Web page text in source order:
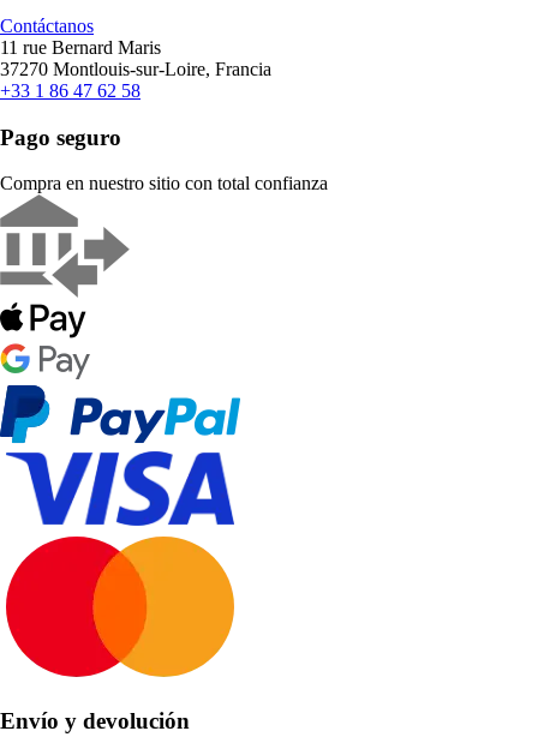
Contáctanos
11 rue Bernard Maris
37270 Montlouis-sur-Loire, Francia
+33 1 86 47 62 58
Pago seguro
Compra en nuestro sitio con total confianza
Envío y devolución